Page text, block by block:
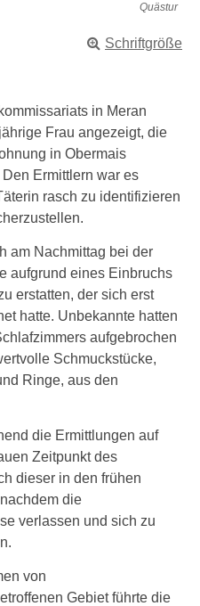
Quästur
Schriftgröße
in Meran
Frau angezeigt, die
in Obermais
Ermittlern war es
rasch zu identifizieren
am Nachmittag bei der
aufgrund eines Einbruchs
erstatten, der sich erst
hatte. Unbekannte hatten
aufgebrochen
Schmuckstücke,
Ringe, aus den
die Ermittlungen auf
Zeitpunkt des
dieser in den frühen
die
verlassen und sich zu
von
Gebiet führte die